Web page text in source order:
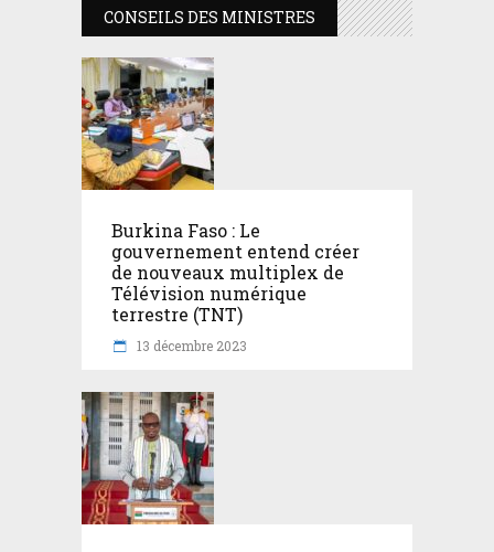
CONSEILS DES MINISTRES
Burkina Faso : Le
gouvernement entend créer
de nouveaux multiplex de
Télévision numérique
terrestre (TNT)
13 décembre 2023